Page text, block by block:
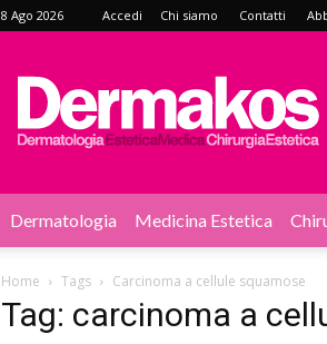
8 Ago 2026 Accedi Chi siamo Contatti
Dermakos
Dermatologia Medicina Estetica
Home Tags Carcinoma a cellule squamose
Tag: carcinoma a